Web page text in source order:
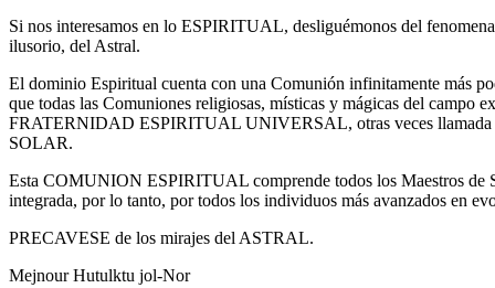
Si nos interesamos en lo ESPIRITUAL, desliguémonos del
ilusorio, del Astral.
El dominio Espiritual cuenta con una Comunión infinitamente más
que todas las Comuniones religiosas, místicas y mágicas del campo
FRATERNIDAD ESPIRITUAL UNIVERSAL, otras veces
SOLAR.
Esta COMUNION ESPIRITUAL comprende todos los Maestros de
integrada, por lo tanto, por todos los individuos más avanzados en
PRECAVESE de los mirajes del ASTRAL.
Mejnour Hutulktu jol-Nor